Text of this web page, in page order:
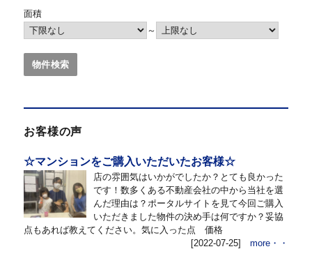
面積
～
お客様の声
☆マンションをご購入いただいたお客様☆
店の雰囲気はいかがでしたか？とても良かった
です！数多くある不動産会社の中から当社を選
んだ理由は？ポータルサイトを見て今回ご購入
いただきました物件の決め手は何ですか？妥協
点もあれば教えてください。気に入った点 価格
[2022-07-25] more・・